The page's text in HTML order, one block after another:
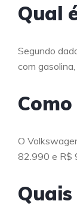
Qual
Segundo
com
O
82.990 e R$